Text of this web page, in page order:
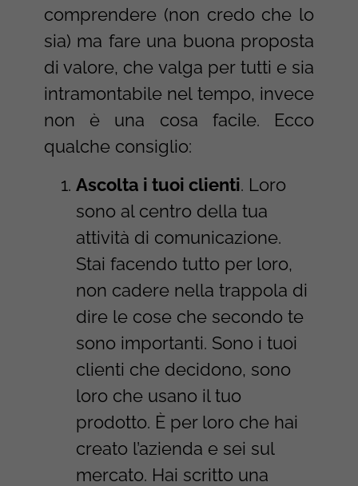
comprendere (non credo che lo
sia) ma fare una buona proposta
di valore, che valga per tutti e sia
intramontabile nel tempo, invece
non è una cosa facile. Ecco
qualche consiglio:
Ascolta i tuoi clienti. Loro
sono al centro della tua
attività di comunicazione.
Stai facendo tutto per loro,
non cadere nella trappola di
dire le cose che secondo te
sono importanti. Sono i tuoi
clienti che decidono, sono
loro che usano il tuo
prodotto. È per loro che hai
creato l’azienda e sei sul
mercato. Hai scritto una